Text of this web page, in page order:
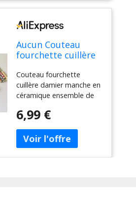
Aucun Couteau
fourchette cuillère
céramique
ensemble de
couverts vaisselle
fourchette à
Dessert couteau
cuillère 3
pièces/ensemble
Couteau fourchette
cuillère damier manche en
céramique ensemble de
occidentale fourchette à
pièces/ensemble
6,99 €